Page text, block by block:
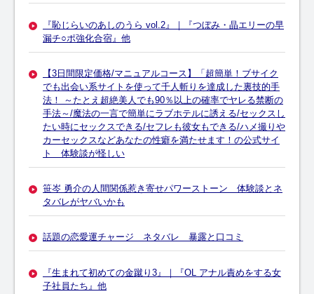
『恥じらいのあしのうら vol.2』｜『つぼみ・晶エリーの早
漏チ○ポ強化合宿』他
【3日間限定価格/マニュアルコース】「超簡単！ブサイク
でも出会い系サイトを使って千人斬りを達成した裏技的手
法！ ～たとえ超絶美人でも90％以上の確率でヤレる禁断の
手法～/魔法の一言で簡単にラブホテルに誘える/セックスし
たい時にセックスできる/セフレも彼女もできる/ハメ撮りや
カーセックスなどあなたの性癖を満たせます！の公式サイ
ト 体験談が怪しい
笹岑 勇介の人間関係惹き寄せパワーストーン 体験談とネ
タバレがヤバいかも
話題の恋愛運チャージ ネタバレ 暴露と口コミ
『生まれて初めての金蹴り3』｜『OL アナル責めをする女
子社員たち』他